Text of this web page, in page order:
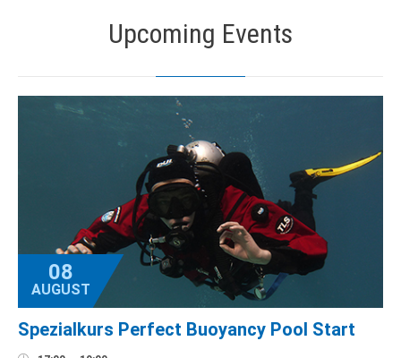
Upcoming Events
08
AUGUST
Spezialkurs Perfect Buoyancy Pool Start